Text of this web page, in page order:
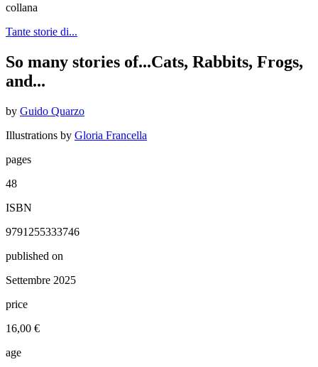
collana
Tante storie di...
So many stories of...Cats, Rabbits, Frogs,
and...
by Guido Quarzo
Illustrations by Gloria Francella
pages
48
ISBN
9791255333746
published on
Settembre 2025
price
16,00 €
age